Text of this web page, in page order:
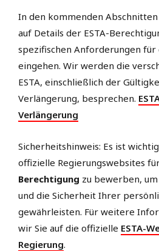
In den kommenden
auf Details der ESTA-
spezifischen Anforderungen für
eingehen. Wir werden die
ESTA, einschließlich der
Verlängerung, besprechen.
Verlängerung
Sicherheitshinweis: Es ist
offizielle Regierungswebsites
Berechtigung zu bewerben,
und die Sicherheit Ihrer
gewährleisten. Für weitere
wir Sie auf die offizielle ESTA-
Regierung.